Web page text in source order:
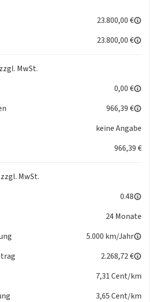
23.800,00 €
23.800,00 €
zzgl. MwSt.
0,00 €
966,39 €
keine Angabe
966,39 €
zzgl. MwSt.
0.48
24 Monate
5.000 km/Jahr
2.268,72 €
7,31 Cent/km
3,65 Cent/km